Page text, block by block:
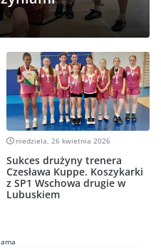
niedziela, 26 kwietnia 2026
Sukces drużyny trenera
Czesława Kuppe. Koszykarki
z SP1 Wschowa drugie w
Lubuskiem